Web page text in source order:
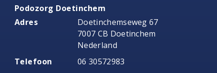
Podozorg Doetinchem
Adres
Doetinchemseweg 67
7007 CB Doetinchem
Nederland
Telefoon
06 30572983